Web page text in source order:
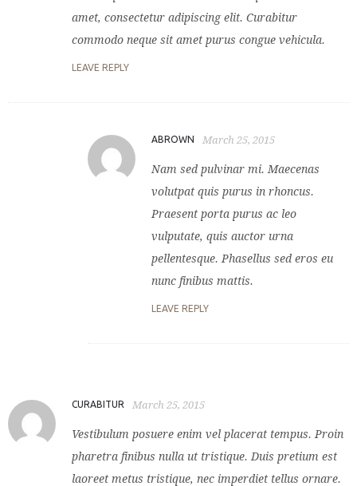
amet, consectetur adipiscing elit. Curabitur
commodo neque sit amet purus congue vehicula.
LEAVE REPLY
ABROWN March 25, 2015
Nam sed pulvinar mi. Maecenas
volutpat quis purus in rhoncus.
Praesent porta purus ac leo
vulputate, quis auctor urna
pellentesque. Phasellus sed eros eu
nunc finibus mattis.
LEAVE REPLY
CURABITUR March 25, 2015
Vestibulum posuere enim vel placerat tempus. Proin
pharetra finibus nulla ut tristique. Duis pretium est
laoreet metus tristique, nec imperdiet tellus ornare.